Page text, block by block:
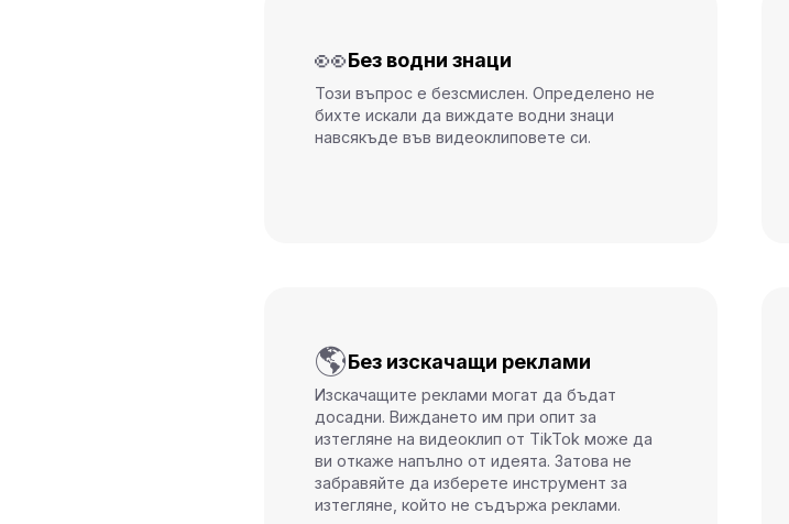
👀Без водни знаци
Този въпрос е безсмислен. Определено не
бихте искали да виждате водни знаци
навсякъде във видеоклиповете си.
🌎Без изскачащи реклами
Изскачащите реклами могат да бъдат
досадни. Виждането им при опит за
изтегляне на видеоклип от TikTok може да
ви откаже напълно от идеята. Затова не
забравяйте да изберете инструмент за
изтегляне, който не съдържа реклами.